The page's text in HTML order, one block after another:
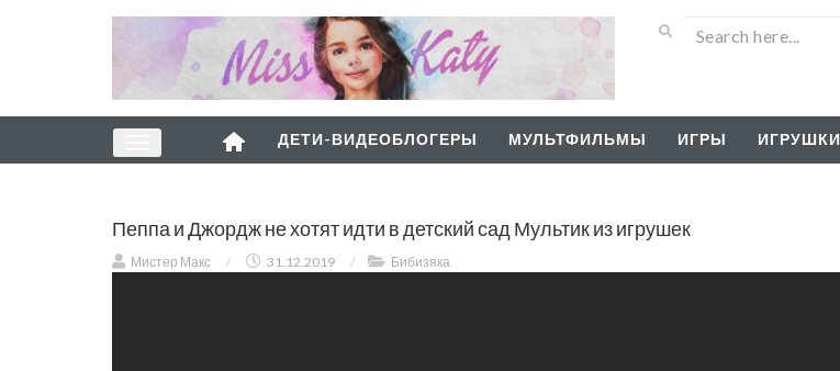
ДЕТИ-ВИДЕОБЛОГЕРЫ МУЛЬТФИЛЬМЫ ИГРЫ ИГРУШКИ
Пеппа и Джордж не хотят идти в детский сад Мультик из игрушек
Мистер Макс / 31.12.2019 / Бибизяка